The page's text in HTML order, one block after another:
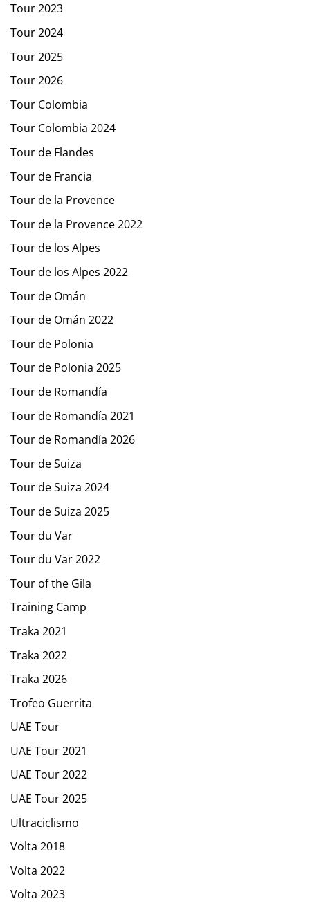
Tour 2023
Tour 2024
Tour 2025
Tour 2026
Tour Colombia
Tour Colombia 2024
Tour de Flandes
Tour de Francia
Tour de la Provence
Tour de la Provence 2022
Tour de los Alpes
Tour de los Alpes 2022
Tour de Omán
Tour de Omán 2022
Tour de Polonia
Tour de Polonia 2025
Tour de Romandía
Tour de Romandía 2021
Tour de Romandía 2026
Tour de Suiza
Tour de Suiza 2024
Tour de Suiza 2025
Tour du Var
Tour du Var 2022
Tour of the Gila
Training Camp
Traka 2021
Traka 2022
Traka 2026
Trofeo Guerrita
UAE Tour
UAE Tour 2021
UAE Tour 2022
UAE Tour 2025
Ultraciclismo
Volta 2018
Volta 2022
Volta 2023